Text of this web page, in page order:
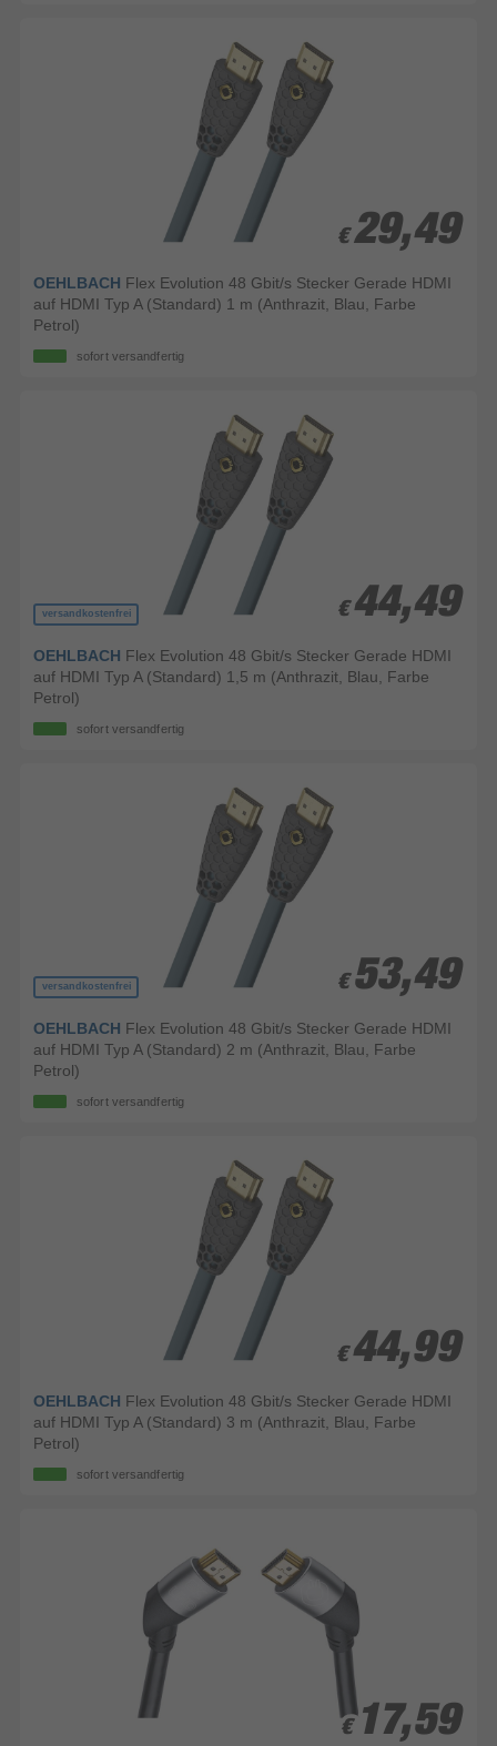
€ 29,49
€ 29,49
OEHLBACH Flex Evolution 48 Gbit/s Stecker Gerade HDMI
auf HDMI Typ A (Standard) 1 m (Anthrazit, Blau, Farbe
Petrol)
sofort versandfertig
versandkostenfrei € 44,49
€ 44,49
OEHLBACH Flex Evolution 48 Gbit/s Stecker Gerade HDMI
auf HDMI Typ A (Standard) 1,5 m (Anthrazit, Blau, Farbe
Petrol)
sofort versandfertig
versandkostenfrei € 53,49
€ 53,49
OEHLBACH Flex Evolution 48 Gbit/s Stecker Gerade HDMI
auf HDMI Typ A (Standard) 2 m (Anthrazit, Blau, Farbe
Petrol)
sofort versandfertig
€ 44,99
€ 44,99
OEHLBACH Flex Evolution 48 Gbit/s Stecker Gerade HDMI
auf HDMI Typ A (Standard) 3 m (Anthrazit, Blau, Farbe
Petrol)
sofort versandfertig
€ 17,59
€ 17,59